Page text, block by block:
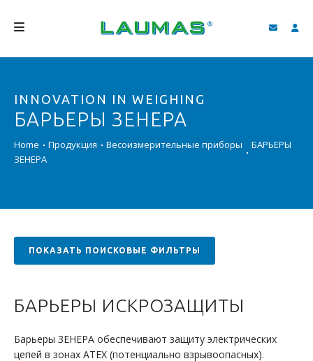
ПРОДУКЦИЯ
УСЛУГИ
СОДЕЙСТВИЕ И ЗАГРУЗКИ
НОВОСТИ
PУССКИЙ
INNOVATION IN WEIGHING
БАРЬЕРЫ ЗЕНЕРА
Home Продукция Весоизмерительные приборы
БАРЬЕРЫ
ЗЕНЕРА
ПОКАЗАТЬ ПОИСКОВЫЕ ФИЛЬТРЫ
БАРЬЕРЫ ИСКРОЗАЩИТЫ
Барьеры ЗЕНЕРА обеспечивают защиту электрических
цепей в зонах ATEX (потенциально взрывоопасных).